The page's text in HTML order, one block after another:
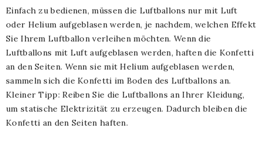
Einfach zu bedienen, müssen die Luftballons nur mit Luft
oder Helium aufgeblasen werden, je nachdem, welchen Effekt
Sie Ihrem Luftballon verleihen möchten. Wenn die
Luftballons mit Luft aufgeblasen werden, haften die Konfetti
an den Seiten. Wenn sie mit Helium aufgeblasen werden,
sammeln sich die Konfetti im Boden des Luftballons an.
Kleiner Tipp: Reiben Sie die Luftballons an Ihrer Kleidung,
um statische Elektrizität zu erzeugen. Dadurch bleiben die
Konfetti an den Seiten haften.